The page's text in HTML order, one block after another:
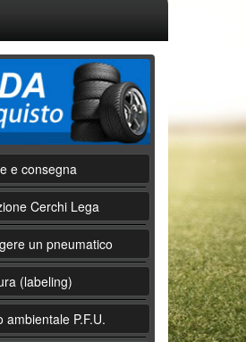
e consegna
Cerchi Lega
un pneumatico
(labeling)
ambientale P.F.U.